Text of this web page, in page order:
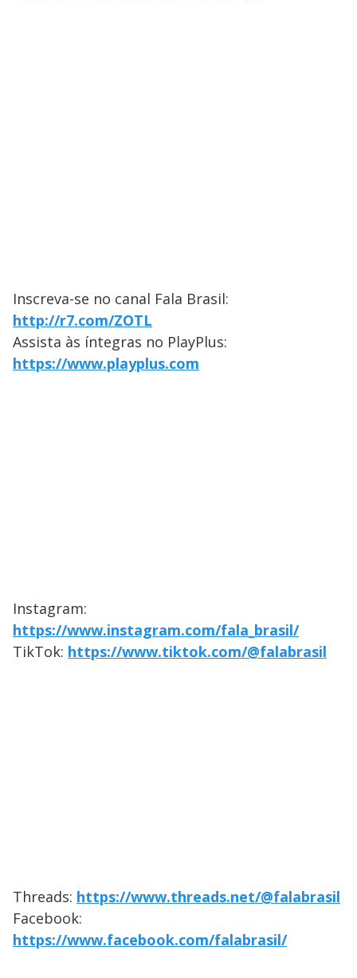
Inscreva-se no canal Fala Brasil:
http://r7.com/ZOTL
Assista às íntegras no PlayPlus:
https://www.playplus.com
Instagram:
https://www.instagram.com/fala_brasil/
TikTok: https://www.tiktok.com/@falabrasil
Threads: https://www.threads.net/@falabrasil
Facebook:
https://www.facebook.com/falabrasil/